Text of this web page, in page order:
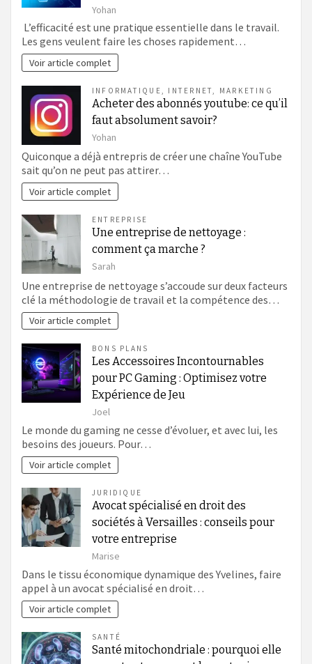
Yohan
L’efficacité est une pratique essentielle dans le travail.
Les gens veulent faire les choses rapidement…
Voir article complet
INFORMATIQUE, INTERNET, MARKETING
Acheter des abonnés youtube: ce qu’il
faut absolument savoir?
Yohan
Quiconque a déjà entrepris de créer une chaîne YouTube
sait qu’on ne peut pas attirer…
Voir article complet
ENTREPRISE
Une entreprise de nettoyage :
comment ça marche ?
Sarah
Une entreprise de nettoyage s’accoude sur deux facteurs
clé la méthodologie de travail et la compétence des…
Voir article complet
BONS PLANS
Les Accessoires Incontournables
pour PC Gaming : Optimisez votre
Expérience de Jeu
Joel
Le monde du gaming ne cesse d’évoluer, et avec lui, les
besoins des joueurs. Pour…
Voir article complet
JURIDIQUE
Avocat spécialisé en droit des
sociétés à Versailles : conseils pour
votre entreprise
Marise
Dans le tissu économique dynamique des Yvelines, faire
appel à un avocat spécialisé en droit…
Voir article complet
SANTÉ
Santé mitochondriale : pourquoi elle